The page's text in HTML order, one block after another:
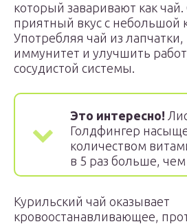
который заваривают как
приятный вкус с небольшой
Употребляя чай из
иммунитет и улучшить
сосудистой системы.
Это интересно!
Голдфингер
количеством
в 5 раз больше,
Курильский чай оказывает
кровоостанавливающее,